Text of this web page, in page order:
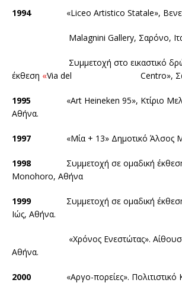
1994«Liceo Artistico Statale»,
Malagnini Gallery, Σαρόνο,
Συμμετοχή στο εικαστικό
έκθεση «Via del Centro»,
1995 «Art Heineken 95», Κτίριο
Αθήνα.
1997 «Μία + 13» Δημοτικό Άλσος
1998 Συμμετοχή σε ομαδική έκθεση.
Monohoro, Aθήνα
1999Συμμετοχή σε ομαδική έκθεση.
Ιώς, Αθήνα.
«Χρόνος Ενεστώτας». Αίθουσα
Αθήνα.
2000 «Αργο-πορείες». Πολιτιστικό